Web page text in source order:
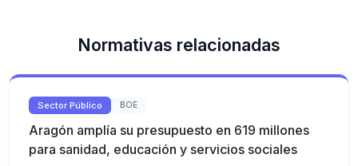
Normativas relacionadas
Sector Público BOE
Aragón amplía su presupuesto en 619 millones
para sanidad, educación y servicios sociales